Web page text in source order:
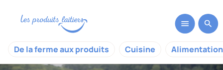
De la ferme aux produits Cuisine